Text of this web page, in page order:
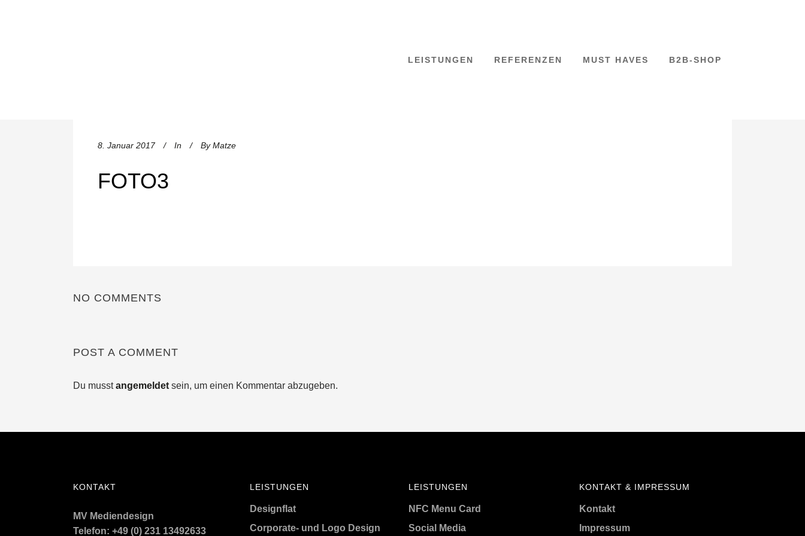
LEISTUNGEN REFERENZEN MUST HAVES B2B-SHOP
8. Januar 2017 In By Matze
FOTO3
NO COMMENTS
POST A COMMENT
Du musstangemeldet sein, um einen Kommentar abzugeben.
KONTAKT
MV Mediendesign
Telefon: +49 (0) 231 13492633
LEISTUNGEN
Designflat
Corporate- und Logo Design
LEISTUNGEN
NFC Menu Card
Social Media
KONTAKT & IMPRESSUM
Kontakt
Impressum